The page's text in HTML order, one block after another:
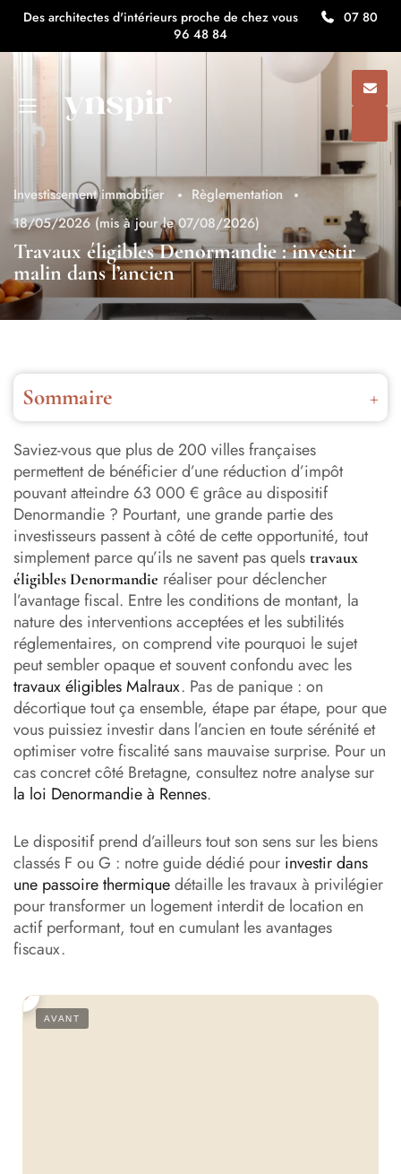
Des architectes d'intérieurs proche de chez vous
07 80
96 48 84
Investissement immobilier
Règlementation
18/05/2026 (mis à jour le 07/08/2026)
Travaux éligibles Denormandie : investir
malin dans l’ancien
Sommaire
Le dispositif Denormandie en bref : pourquoi s’y
intéresser ?
Quels sont les travaux éligibles Denormandie ? Les trois
grandes catégories
La règle des 25 % : comment bien calculer ?
Les conditions à respecter pour valider l’éligibilité
Les travaux non éligibles : attention aux pièges
Combien coûtent réellement les travaux éligibles
Denormandie ?
Comment bien structurer son projet pour maximiser
l’avantage fiscal ?
Denormandie et cumul avec d’autres aides : c’est
possible ?
Les erreurs les plus fréquentes à éviter
Faut-il se faire accompagner pour un investissement
Denormandie ?
En résumé : les clés d’un investissement Denormandie
réussi
Saviez-vous que plus de 200 villes françaises
permettent de bénéficier d’une réduction d’impôt
pouvant atteindre 63 000 € grâce au dispositif
Denormandie ? Pourtant, une grande partie des
investisseurs passent à côté de cette opportunité, tout
simplement parce qu’ils ne savent pas quels travaux
éligibles Denormandie réaliser pour déclencher
l’avantage fiscal. Entre les conditions de montant, la
nature des interventions acceptées et les subtilités
réglementaires, on comprend vite pourquoi le sujet
peut sembler opaque et souvent confondu avec les
travaux éligibles Malraux. Pas de panique : on
décortique tout ça ensemble, étape par étape, pour que
vous puissiez investir dans l’ancien en toute sérénité et
optimiser votre fiscalité sans mauvaise surprise. Pour un
cas concret côté Bretagne, consultez notre analyse sur
la loi Denormandie à Rennes.
Le dispositif prend d’ailleurs tout son sens sur les biens
classés F ou G : notre guide dédié pour investir dans
une passoire thermiquedétaille les travaux à privilégier
pour transformer un logement interdit de location en
actif performant, tout en cumulant les avantages
fiscaux.
AVANT